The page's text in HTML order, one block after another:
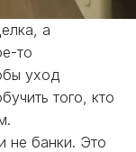
а
то
уход
того, кто
не банки. Это